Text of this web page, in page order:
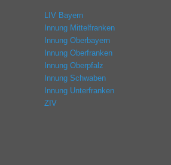
LIV Bayern
Innung Mittelfranken
Innung Oberbayern
Innung Oberfranken
Innung Oberpfalz
Innung Schwaben
Innung Unterfranken
ZIV